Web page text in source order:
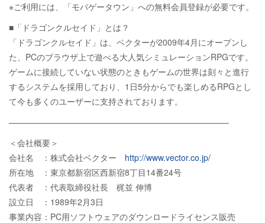
※ご利用には、「モバゲータウン」への無料会員登録が必要です。
■「ドラゴンクルセイド」とは？
「ドラゴンクルセイド」は、ベクターが2009年4月にオープンし
た、PCのブラウザ上で遊べる大人気シミュレーションRPGです。
ゲームに接続していない状態のときもゲームの世界は刻々と進行
するシステムを採用しており、1日5分からでも楽しめるRPGとし
て今も多くのユーザーに支持されております。
——————————————————————————–
＜会社概要＞
会社名 ：株式会社ベクター http://www.vector.co.jp/
所在地 ：東京都新宿区西新宿8丁目14番24号
代表者 ：代表取締役社長 梶並 伸博
設立日 ：1989年2月3日
事業内容：PC用ソフトウェアのダウンロードライセンス販売